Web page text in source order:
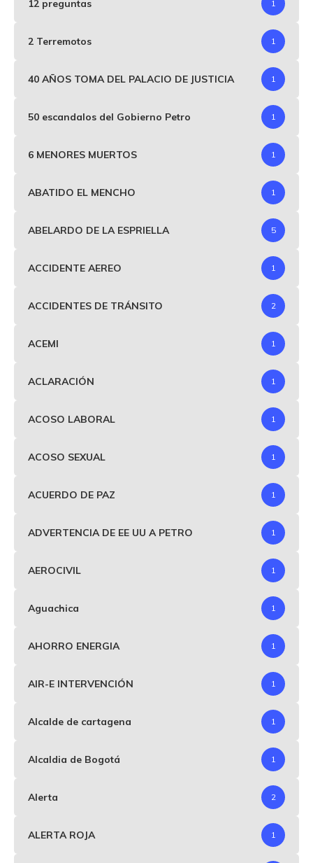
12 preguntas 1
2 Terremotos 1
40 AÑOS TOMA DEL PALACIO DE JUSTICIA 1
50 escandalos del Gobierno Petro 1
6 MENORES MUERTOS 1
ABATIDO EL MENCHO 1
ABELARDO DE LA ESPRIELLA 5
ACCIDENTE AEREO 1
ACCIDENTES DE TRÁNSITO 2
ACEMI 1
ACLARACIÓN 1
ACOSO LABORAL 1
ACOSO SEXUAL 1
ACUERDO DE PAZ 1
ADVERTENCIA DE EE UU A PETRO 1
AEROCIVIL 1
Aguachica 1
AHORRO ENERGIA 1
AIR-E INTERVENCIÓN 1
Alcalde de cartagena 1
Alcaldia de Bogotá 1
Alerta 2
ALERTA ROJA 1